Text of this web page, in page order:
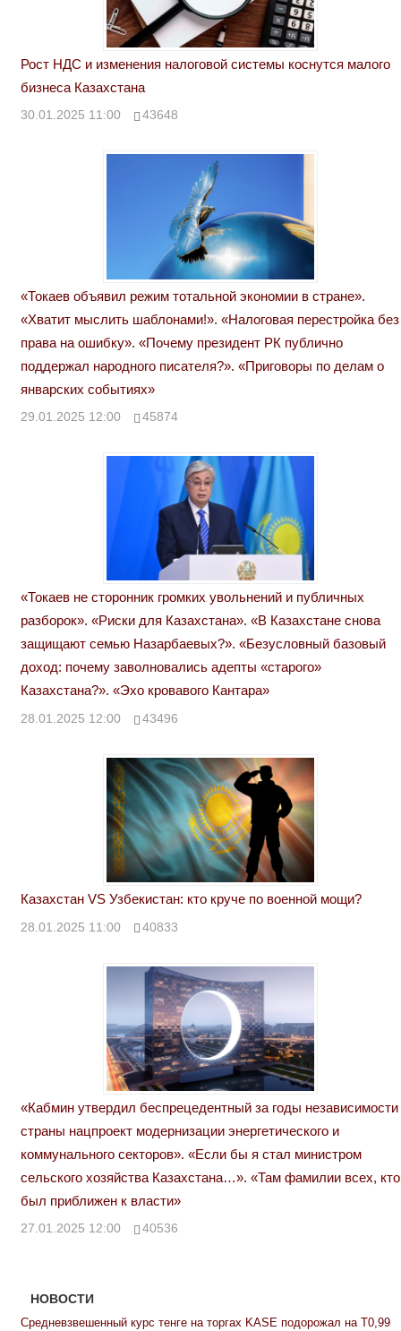
Рост НДС и изменения налоговой системы коснутся малого
бизнеса Казахстана
30.01.2025 11:00 43648
«Токаев объявил режим тотальной экономии в стране».
«Хватит мыслить шаблонами!». «Налоговая перестройка без
права на ошибку». «Почему президент РК публично
поддержал народного писателя?». «Приговоры по делам о
январских событиях»
29.01.2025 12:00 45874
«Токаев не сторонник громких увольнений и публичных
разборок». «Риски для Казахстана». «В Казахстане снова
защищают семью Назарбаевых?». «Безусловный базовый
доход: почему заволновались адепты «старого»
Казахстана?». «Эхо кровавого Кантара»
28.01.2025 12:00 43496
Казахстан VS Узбекистан: кто круче по военной мощи?
28.01.2025 11:00 40833
«Кабмин утвердил беспрецедентный за годы независимости
страны нацпроект модернизации энергетического и
коммунального секторов». «Если бы я стал министром
сельского хозяйства Казахстана…». «Там фамилии всех, кто
был приближен к власти»
27.01.2025 12:00 40536
НОВОСТИ
Средневзвешенный курс тенге на торгах KASE подорожал на Т0,99